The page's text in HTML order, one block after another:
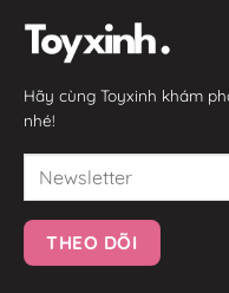
Hãy cùng Toyxinh khám
nhé!